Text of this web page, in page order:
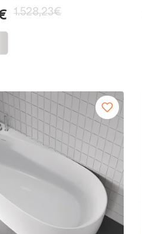
1.528,23€